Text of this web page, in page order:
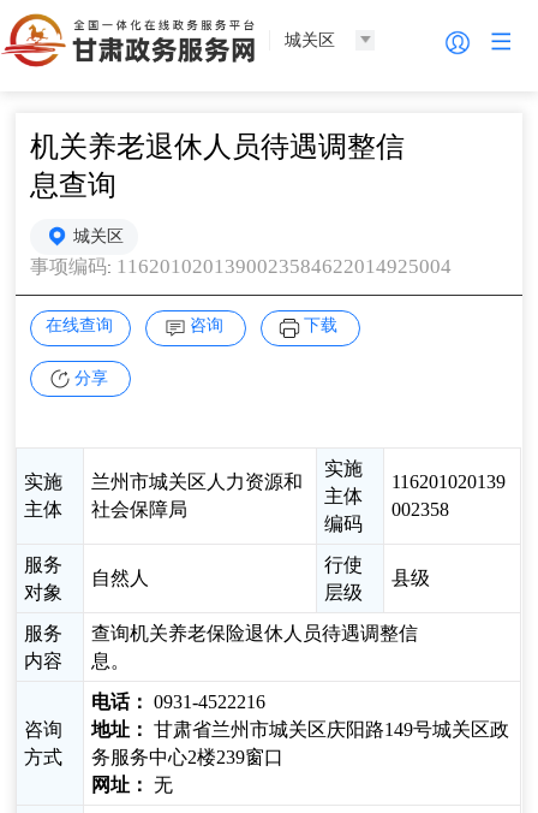
城关区
机关养老退休人员待遇调整信
息查询
城关区
事项编码: 1162010201390023584622014925004
在线查询 咨询 下载
分享
实施
主体
兰州市城关区人力资源和
社会保障局
实施
主体
编码
116201020139
002358
服务
对象
自然人
行使
层级
县级
服务
内容
查询机关养老保险退休人员待遇调整信
息。
咨询
方式
电话： 0931-4522216
地址： 甘肃省兰州市城关区庆阳路149号城关区政
务服务中心2楼239窗口
网址： 无